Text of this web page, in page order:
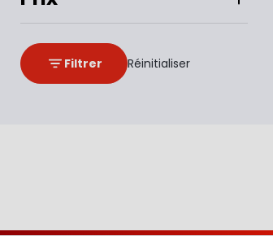
Filtrer Réinitialiser